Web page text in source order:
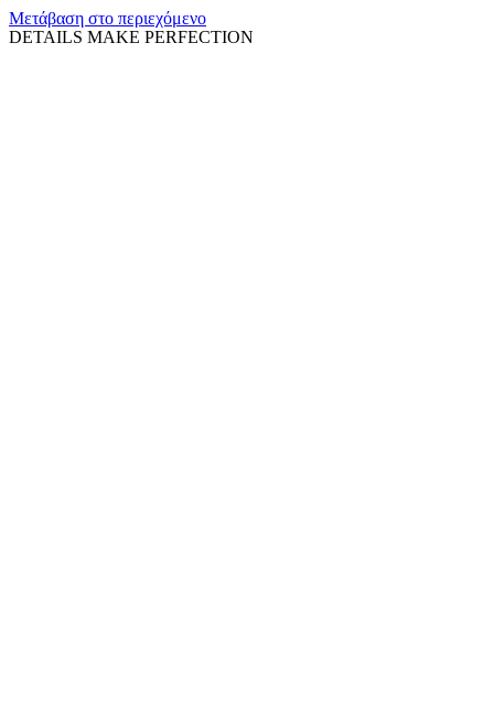
Μετάβαση στο περιεχόμενο
DETAILS MAKE PERFECTION